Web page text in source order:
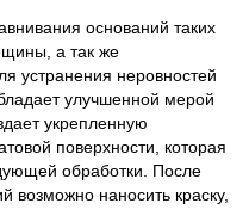
оснований таких
а так же
устранения неровностей
улучшенной мерой
укрепленную
поверхности, которая
обработки. После
возможно наносить краску,